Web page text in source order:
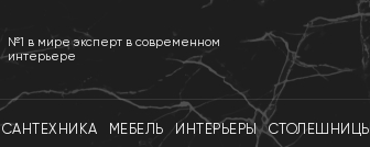
№1 в мире эксперт в современном
интерьере
САНТЕХНИКА МЕБЕЛЬ ИНТЕРЬЕРЫ СТОЛЕШНИЦЫ